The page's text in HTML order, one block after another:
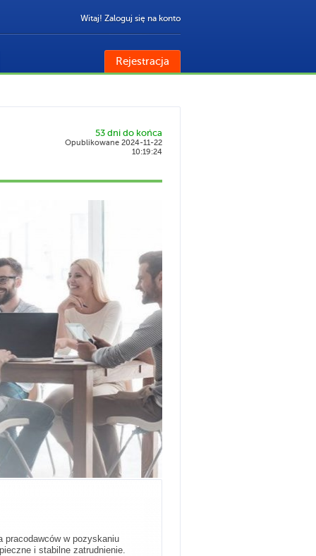
Witaj! Zaloguj się na konto
Rejestracja
53 dni do końca
Opublikowane 2024-11-22
10:19:24
pracodawców w pozyskaniu
i stabilne zatrudnienie.